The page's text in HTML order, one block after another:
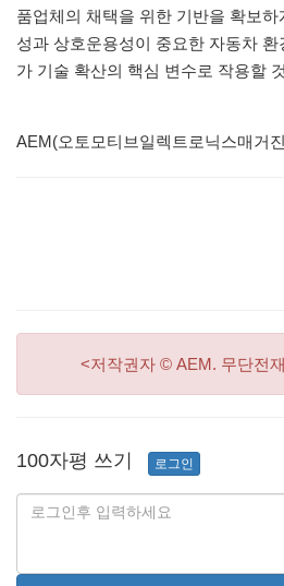
품업체의 채택을 위한 기반을 확보
성과 상호운용성이 중요한 자동차
가 기술 확산의 핵심 변수로 작용할
AEM(오토모티브일렉트로닉스매거
<저작권자 © AEM. 무단전
100자평 쓰기 로그인